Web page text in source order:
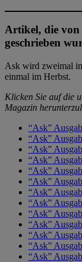
Artikel, die von
geschrieben
Ask wird zweimal
einmal im Herbst.
Klicken Sie auf die
Magazin
“Ask”
“Ask”
“Ask”
“Ask”
“Ask”
“Ask”
“Ask”
“Ask”
“Ask”
“Ask”
“Ask”
“Ask”
“Ask”